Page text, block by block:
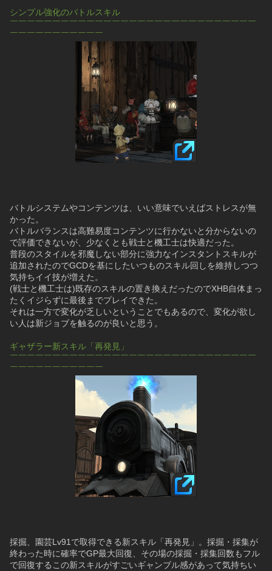
シンプル強化のバトルスキル
￣￣￣￣￣￣￣￣￣￣￣￣￣￣￣￣￣￣￣￣￣￣￣￣￣￣￣￣￣
￣￣￣￣￣￣￣￣￣￣￣
バトルシステムやコンテンツは、いい意味でいえばストレスが無
かった。
バトルバランスは高難易度コンテンツに行かないと分からないの
で評価できないが、少なくとも戦士と機工士は快適だった。
普段のスタイルを邪魔しない部分に強力なインスタントスキルが
追加されたのでGCDを基にしたいつものスキル回しを維持しつつ
気持ちイイ技が増えた。
(戦士と機工士は)既存のスキルの置き換えだったのでXHB自体まっ
たくイジらずに最後までプレイできた。
それは一方で変化が乏しいということでもあるので、変化が欲し
い人は新ジョブを触るのが良いと思う。
ギャザラー新スキル「再発見」
￣￣￣￣￣￣￣￣￣￣￣￣￣￣￣￣￣￣￣￣￣￣￣￣￣￣￣￣￣
￣￣￣￣￣￣￣￣￣￣￣
採掘、園芸Lv91で取得できる新スキル「再発見」。採掘・採集が
終わった時に確率でGP最大回復、その場の採掘・採集回数もフル
で回復するこの新スキルがすごいギャンブル感があって気持ちい